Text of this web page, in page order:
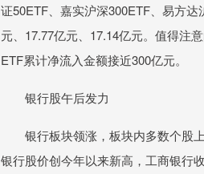
证50ETF、嘉实沪深300ETF、易方
元、17.77亿元、17.14亿元。值得注
ETF累计净流入金额接近300亿元。
银行股午后发力
银行板块领涨，板块内多数个股上
银行股价创今年以来新高，工商银行